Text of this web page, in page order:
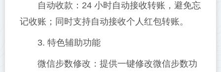
自动收款：24 小时自动接收转账，避免忘
记收账；同时支持自动接收个人红包转账。
3. 特色辅助功能
微信步数修改：提供一键修改微信步数功